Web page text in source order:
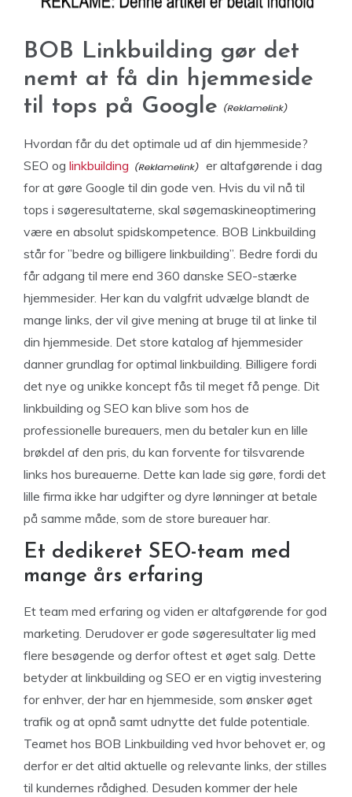
BOB Linkbuilding gør det
nemt at få din hjemmeside
til tops på Google
Hvordan får du det optimale ud af din hjemmeside?
SEO og linkbuilding
er altafgørende i dag
for at gøre Google til din gode ven. Hvis du vil nå til
tops i søgeresultaterne, skal søgemaskineoptimering
være en absolut spidskompetence. BOB Linkbuilding
står for ”bedre og billigere linkbuilding”. Bedre fordi du
får adgang til mere end 360 danske SEO-stærke
hjemmesider. Her kan du valgfrit udvælge blandt de
mange links, der vil give mening at bruge til at linke til
din hjemmeside. Det store katalog af hjemmesider
danner grundlag for optimal linkbuilding. Billigere fordi
det nye og unikke koncept fås til meget få penge. Dit
linkbuilding og SEO kan blive som hos de
professionelle bureauers, men du betaler kun en lille
brøkdel af den pris, du kan forvente for tilsvarende
links hos bureauerne. Dette kan lade sig gøre, fordi det
lille firma ikke har udgifter og dyre lønninger at betale
på samme måde, som de store bureauer har.
Et dedikeret SEO-team med
mange års erfaring
Et team med erfaring og viden er altafgørende for god
marketing. Derudover er gode søgeresultater lig med
flere besøgende og derfor oftest et øget salg. Dette
betyder at linkbuilding og SEO er en vigtig investering
for enhver, der har en hjemmeside, som ønsker øget
trafik og at opnå samt udnytte det fulde potentiale.
Teamet hos BOB Linkbuilding ved hvor behovet er, og
derfor er det altid aktuelle og relevante links, der stilles
til kundernes rådighed. Desuden kommer der hele